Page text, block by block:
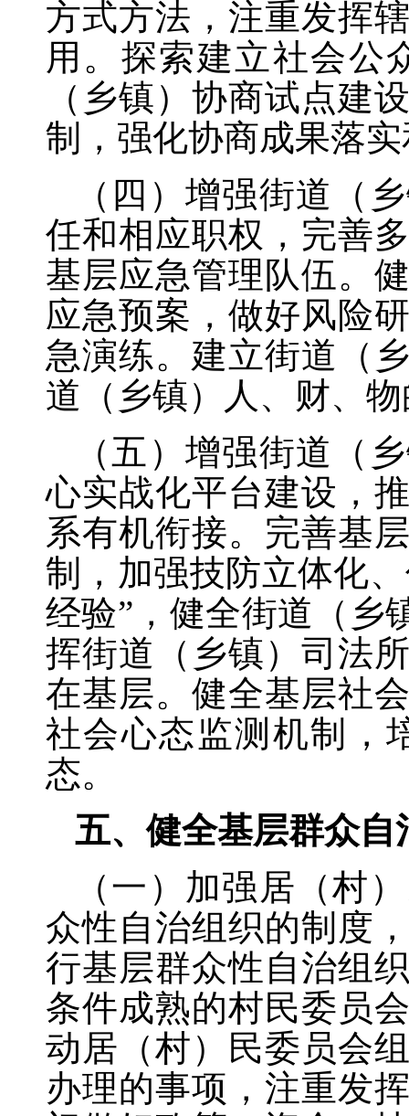
方式方法，注重发挥
用。探索建立社会公
（乡镇）协商试点建
制，强化协商成果落
（四）增强街道（
任和相应职权，完善
基层应急管理队伍。
应急预案，做好风险
急演练。建立街道（
道（乡镇）人、财、
（五）增强街道（
心实战化平台建设，
系有机衔接。完善基
制，加强技防立体化
经验”，健全街道（乡
挥街道（乡镇）司法
在基层。健全基层社
社会心态监测机制，
态。
五、健全基层群众自
（一）加强居（村
众性自治组织的制度
行基层群众性自治组
条件成熟的村民委员
动居（村）民委员会
办理的事项，注重发